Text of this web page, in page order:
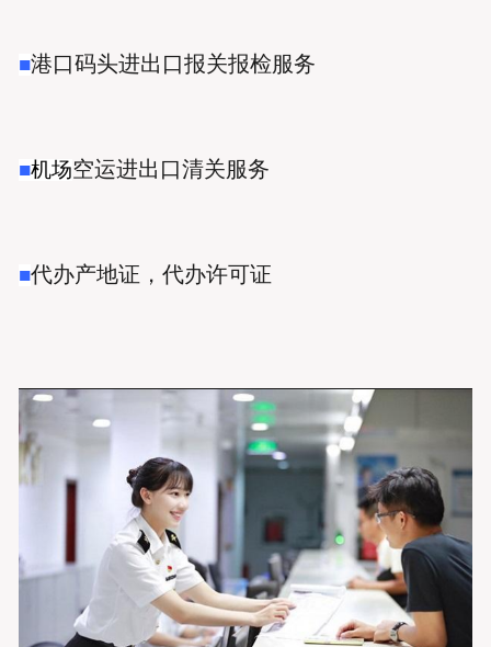
■港口码头进出口报关报检服务
■机场空运进出口清关服务
■代办产地证，代办许可证